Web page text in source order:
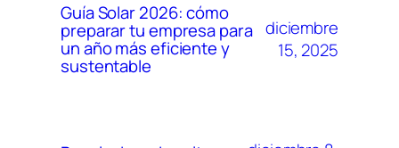
Guía Solar 2026: cómo
preparar tu empresa para
un año más eficiente y
sustentable
diciembre
15, 2025